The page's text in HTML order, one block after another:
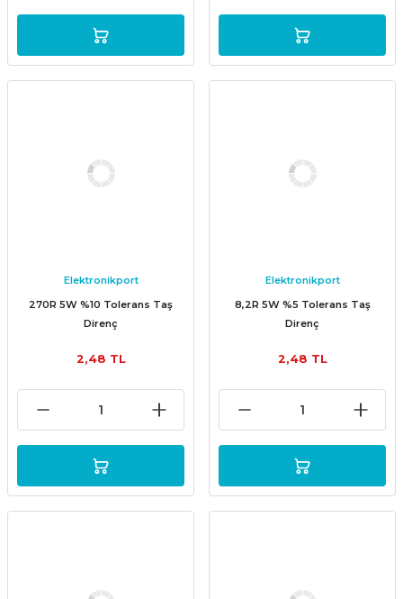
Elektronikport
270R 5W %10 Tolerans Taş
Direnç
2,48 TL
Elektronikport
8,2R 5W %5 Tolerans Taş
Direnç
2,48 TL